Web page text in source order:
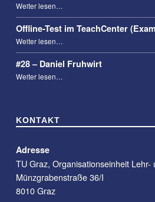
Weiter lesen…
Offline-Test im TeachCenter
Weiter lesen…
#28 – Daniel Fruhwirt
Weiter lesen…
KONTAKT
Adresse
TU Graz, Organisationseinheit Lehr-
Münzgrabenstraße 36/I
8010 Graz